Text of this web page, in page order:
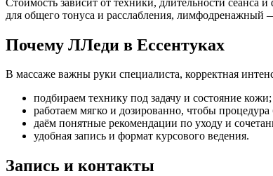
для общего тонуса и расслабления, лимфодренажный
Почему ЛЛеди в Ессентуках
В массаже важны руки специалиста, корректная
подбираем технику под задачу и состояние кожи;
работаем мягко и дозированно, чтобы
даём понятные рекомендации по уходу и
удобная запись и формат курсового ведения.
Запись и контакты